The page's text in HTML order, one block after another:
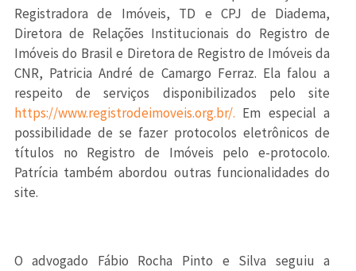
Registradora de Imóveis, TD e CPJ de Diadema,
Diretora de Relações Institucionais do Registro de
Imóveis do Brasil e Diretora de Registro de Imóveis da
CNR, Patricia André de Camargo Ferraz. Ela falou a
respeito de serviços disponibilizados pelo site
https://www.registrodeimoveis.org.br/. Em especial a
possibilidade de se fazer protocolos eletrônicos de
títulos no Registro de Imóveis pelo e-protocolo.
Patrícia também abordou outras funcionalidades do
site.
O advogado Fábio Rocha Pinto e Silva seguiu a